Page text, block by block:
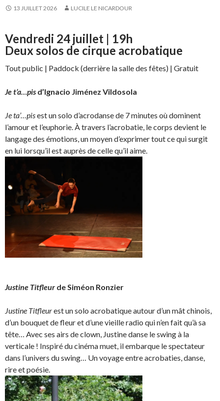
13 JUILLET 2026 LUCILE LE NICARDOUR
Vendredi 24 juillet | 19h
Deux solos de cirque acrobatique
Tout public | Paddock (derrière la salle des fêtes) | Gratuit
Je t’a…pis d’Ignacio Jiménez Vildosola
Je ta’…pisest un solo d’acrodanse de 7 minutes où dominent
l’amour et l’euphorie. À travers l’acrobatie, le corps devient le
langage des émotions, un moyen d’exprimer tout ce qui surgit
en lui lorsqu’il est auprès de celle qu’il aime.
Justine Titfleur de Siméon Ronzier
Justine Titfleurest un solo acrobatique autour d’un mât chinois,
d’un bouquet de fleur et d’une vieille radio qui n’en fait qu’à sa
tête… Avec ses airs de clown, Justine danse le swing à la
verticale ! Inspiré du cinéma muet, il embarque le spectateur
dans l’univers du swing… Un voyage entre acrobaties, danse,
rire et poésie.